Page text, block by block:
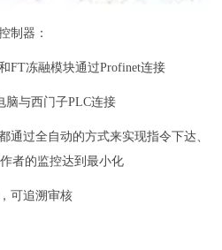
制器：
FT冻融模块通过Profinet连接
脑与西门子PLC连接
通过全自动的方式来实现指令下达、
者的监控达到最小化
可追溯审核